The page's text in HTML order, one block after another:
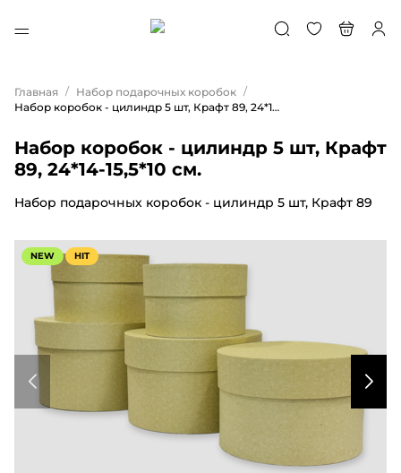
Главная / Набор подарочных коробок /
Набор коробок - цилиндр 5 шт, Крафт 89, 24*14-15,5*10 см.
Набор коробок - цилиндр 5 шт, Крафт
89, 24*14-15,5*10 см.
Набор подарочных коробок - цилиндр 5 шт, Крафт 89
NEW HIT